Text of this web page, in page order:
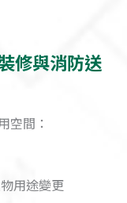
修與消防送
空間：
用途變更